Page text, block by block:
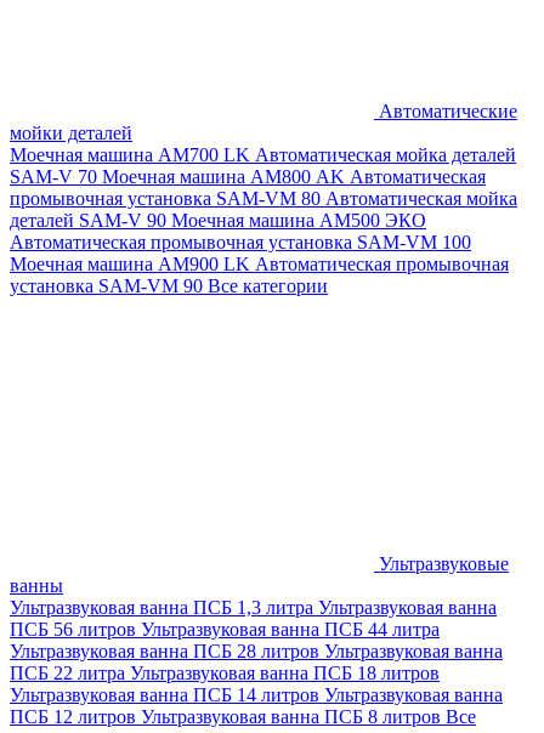
Автоматические
мойки деталей
Моечная машина AM700 LK Автоматическая мойка деталей
SAM-V 70 Моечная машина АМ800 AK Автоматическая
промывочная установка SAM-VM 80 Автоматическая мойка
деталей SAM-V 90 Моечная машина АМ500 ЭКО
Автоматическая промывочная установка SAM-VM 100
Моечная машина AM900 LK Автоматическая промывочная
установка SAM-VM 90 Все категории
Ультразвуковые
ванны
Ультразвуковая ванна ПСБ 1,3 литра Ультразвуковая ванна
ПСБ 56 литров Ультразвуковая ванна ПСБ 44 литра
Ультразвуковая ванна ПСБ 28 литров Ультразвуковая ванна
ПСБ 22 литра Ультразвуковая ванна ПСБ 18 литров
Ультразвуковая ванна ПСБ 14 литров Ультразвуковая ванна
ПСБ 12 литров Ультразвуковая ванна ПСБ 8 литров Все